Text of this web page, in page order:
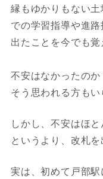
縁もゆかりもない
での学習指導や進
出たことを今でも覚
不安はなかったのか
そう思われる方もい
しかし、不安はほと
というより、改札を
実は、初めて戸部